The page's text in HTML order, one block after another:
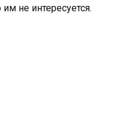
не интересуется.